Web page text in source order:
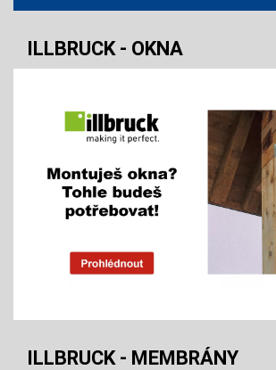
ILLBRUCK - OKNA
ILLBRUCK - MEMBRÁNY